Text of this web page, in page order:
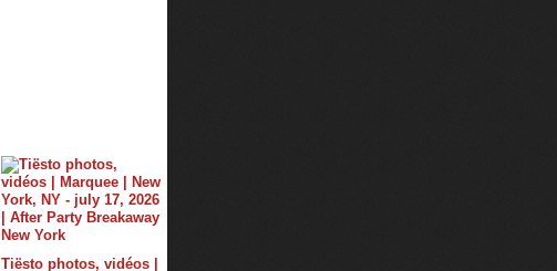
Tiësto photos, vidéos |